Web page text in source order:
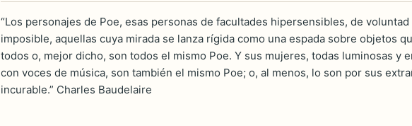
“Los personajes de Poe, esas personas de facultades hipersensibles, de
imposible, aquellas cuya mirada se lanza rígida como una espada sobre objetos
todos o, mejor dicho, son todos el mismo Poe. Y sus mujeres, todas luminosas y
con voces de música, son también el mismo Poe; o, al menos, lo son por sus
incurable.” Charles Baudelaire